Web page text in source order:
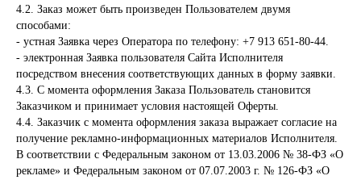
4.2. Заказ может быть произведен Пользователем двумя
способами:
- устная Заявка через Оператора по телефону: +7 913 651-80-44.
- электронная Заявка пользователя Сайта Исполнителя
посредством внесения соответствующих данных в форму заявки.
4.3. С момента оформления Заказа Пользователь становится
Заказчиком и принимает условия настоящей Оферты.
4.4. Заказчик с момента оформления заказа выражает согласие на
получение рекламно-информационных материалов Исполнителя.
В соответствии с Федеральным законом от 13.03.2006 № 38-ФЗ «О
рекламе» и Федеральным законом от 07.07.2003 г. № 126-ФЗ «О